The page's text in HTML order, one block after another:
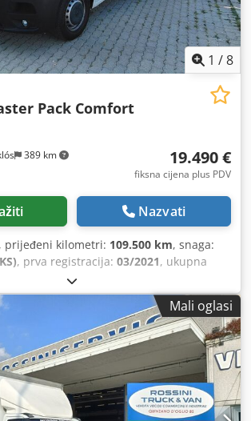
1 /8
389 km
Pack Comfort
19.490 €
fiksna cijena plus PDV
Nazvati
, prijeđeni kilometri: 109.500 km, snaga:
, prva registracija: 03/2021, ukupna
, sljedeći pregled (TÜV):
mehanički, broj sjedala:7, duljina
, širina utovarnog prostora:
utovarnog prostora:1.500 mm, Godina
, Oprema:ABS, elektronički program
klima uređaj, središnje zaključavanje ,
Mali oglasi